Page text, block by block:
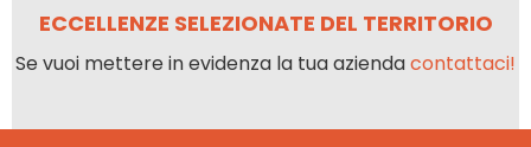
ECCELLENZE SELEZIONATE DEL TERRITORIO
Se vuoi mettere in evidenza la tua aziendacontattaci!